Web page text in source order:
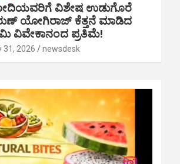
ವಿಶೇಷ ಉಡುಗೊರೆ
ಯೋಗಿರಾಜ್ ಕೆತ್ತನೆ ಮಾಡಿದ
ವಿವೇಕಾನಂದ ಪ್ರತಿಮೆ!
31, 2026 newsdesk